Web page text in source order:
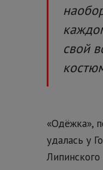
свой
«Одёжка»,
удалась у